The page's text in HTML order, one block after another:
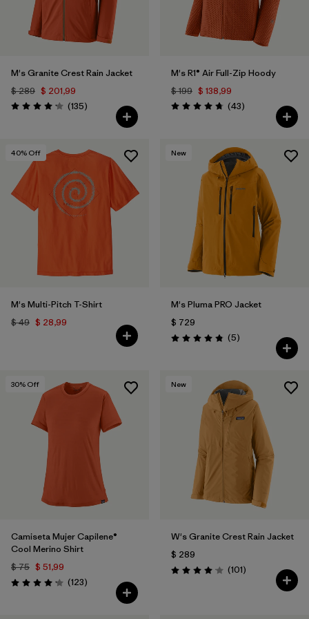
M's Granite Crest Rain Jacket
$ 289 $ 201,99
Valoración: 4.2 / 5
(135Comentarios
)
M's R1® Air Full-Zip Hoody
$ 199 $ 138,99
Valoración: 4.7 / 5
(43Comentarios
)
40% Off
M's Multi-Pitch T-Shirt
$ 49 $ 28,99
New
M's Pluma PRO Jacket
$ 729
Valoración: 4.8 / 5
(5Comentarios
)
30% Off
Camiseta Mujer Capilene®
Cool Merino Shirt
$ 75 $ 51,99
Valoración: 4.2 / 5
(123Comentarios
)
New
W's Granite Crest Rain Jacket
$ 289
Valoración: 4.1 / 5
(101Comentarios
)